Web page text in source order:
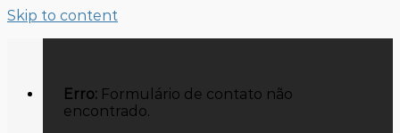
Skip to content
Erro: Formulário de contato não
encontrado.